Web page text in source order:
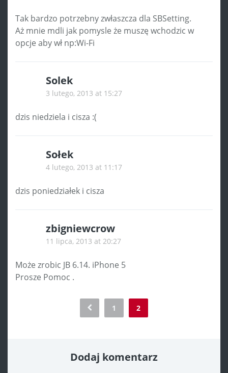
Tak bardzo potrzebny zwłaszcza dla SBSetting.
Aż mnie mdli jak pomysle że muszę wchodzic w
opcje aby wł np:Wi-Fi
Solek
3 lutego, 2013 at 15:27
dzis niedziela i cisza :(
Sołek
4 lutego, 2013 at 11:17
dzis poniedziałek i cisza
zbigniewcrow
11 lipca, 2013 at 20:27
Może zrobic JB 6.14. iPhone 5
Prosze Pomoc .
1 2
Dodaj komentarz